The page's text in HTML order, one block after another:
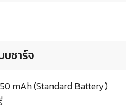
บชาร์จ
mAh (Standard Battery)